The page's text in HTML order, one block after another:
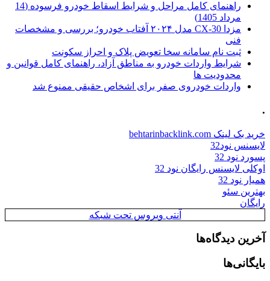
راهنمای کامل مراحل و شرایط اسقاط خودرو فرسوده (14
مرداد 1405)
مزدا CX-30 مدل ۲۰۲۴ آفتاب خودرو؛ بررسی و مشخصات
فنی
ثبت نام سامانه سخا تعویض پلاک و احراز سکونت
شرایط واردات خودرو به مناطق آزاد، راهنمای کامل قوانین و
محدودیت ها
واردات خودروی صفر برای اشخاص حقیقی ممنوع شد
.
خرید بک لینک behtarinbacklink.com
لایسنس نود32
پسورد نود 32
اوکلی لایسنس رایگان نود 32
همیار نود 32
بهترین سئو
رایگان
آنتی ویروس تحت شبکه
آخرین دیدگاه‌ها
بایگانی‌ها